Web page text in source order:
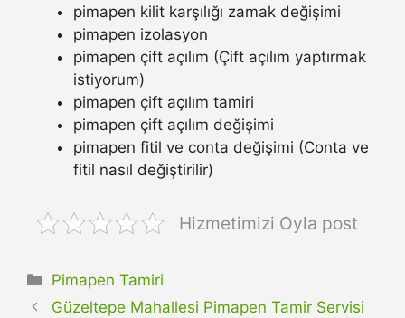
pimapen kilit karşılığı zamak değişimi
pimapen izolasyon
pimapen çift açılım (Çift açılım yaptırmak
istiyorum)
pimapen çift açılım tamiri
pimapen çift açılım değişimi
pimapen fitil ve conta değişimi (Conta ve
fitil nasıl değiştirilir)
Hizmetimizi Oyla post
Kategoriler
Pimapen Tamiri
Güzeltepe Mahallesi Pimapen Tamir Servisi